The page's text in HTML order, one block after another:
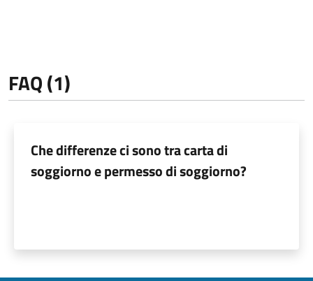
FAQ (1)
Che differenze ci sono tra carta di
soggiorno e permesso di soggiorno?